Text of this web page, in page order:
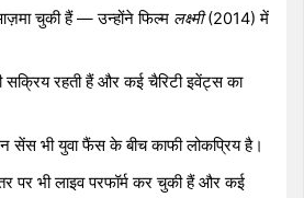
चुकी हैं — उन्होंने फिल्म लक्ष्मी(2014) में
सक्रिय रहती हैं और कई चैरिटी इवेंट्स का
भी युवा फैंस के बीच काफी लोकप्रिय है।
पर भी लाइव परफॉर्म कर चुकी हैं और कई